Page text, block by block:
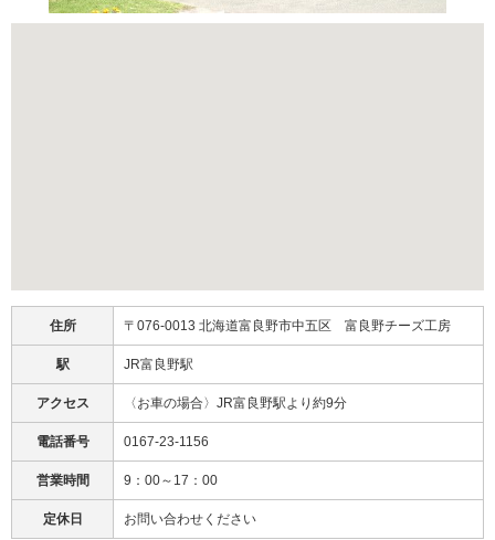
住所 〒076-0013 北海道富良野市中五区 富良野チーズ工房
駅 JR富良野駅
アクセス 〈お車の場合〉JR富良野駅より約9分
電話番号 0167-23-1156
営業時間 9：00～17：00
定休日 お問い合わせください